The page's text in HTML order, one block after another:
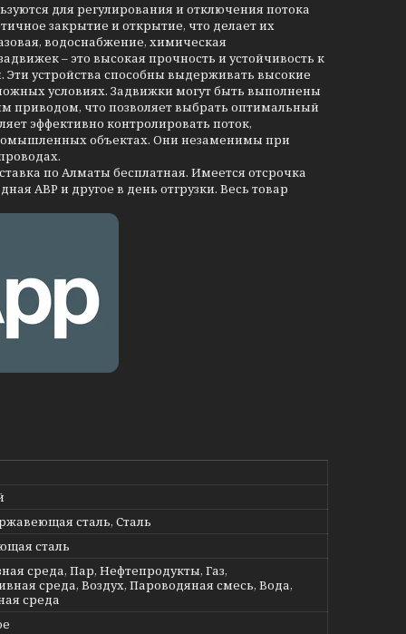
для регулирования и отключения потока
закрытие и открытие, что делает их
водоснабжение, химическая
– это высокая прочность и устойчивость к
Эти устройства способны выдерживать высокие
условиях. Задвижки могут быть выполнены
приводом, что позволяет выбрать оптимальный
эффективно контролировать поток,
объектах. Они незаменимы при
по Алматы бесплатная. Имеется отсрочка
АВР и другое в день отгрузки. Весь товар
сталь, Сталь
сталь
среда, Пар, Нефтепродукты, Газ,
среда, Воздух, Пароводяная смесь, Вода,
среда